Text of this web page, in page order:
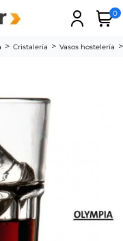
0
Cristalería Vasos hostelería